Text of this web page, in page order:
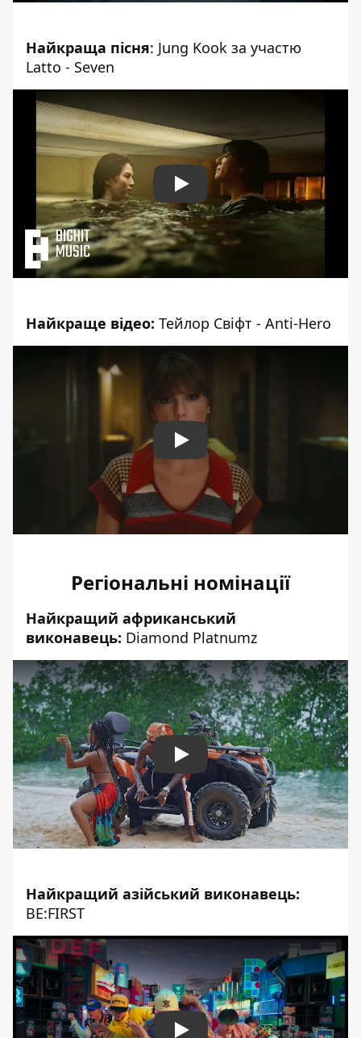
Найкраща пісня: Jung Kook за участю
Latto - Seven
Play
Найкраще відео: Тейлор Свіфт - Anti-Hero
Play
Регіональні номінації
Найкращий африканський
виконавець: Diamond Platnumz
Play
Найкращий азійський виконавець:
BE:FIRST